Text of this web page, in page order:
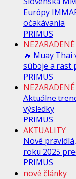
Európy
očakávania
PRIMUS
NEZARADENÉ
🔥 Muay Thai
súboje a rast
PRIMUS
NEZARADENÉ
Aktuálne
výsledky
PRIMUS
AKTUALITY
Nové
roku 2025
PRIMUS
nové články